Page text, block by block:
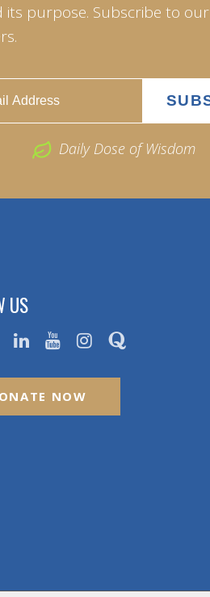
its purpose. Subscribe to our
Daily Dose of Wisdom
US
NOW